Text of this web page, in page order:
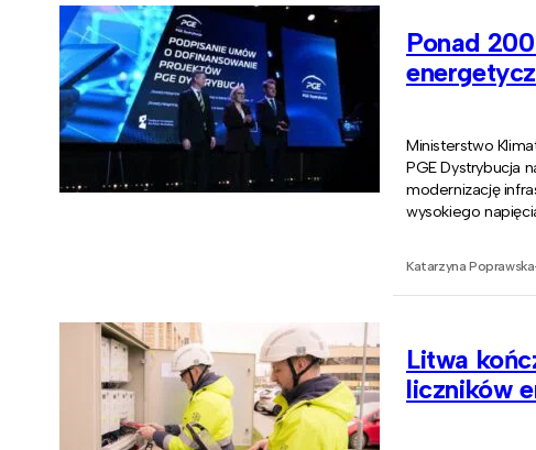
Ponad
Ministerstwo
PGE Dystrybucja
modernizację
wysokiego
Katarzyna
Litwa
liczników